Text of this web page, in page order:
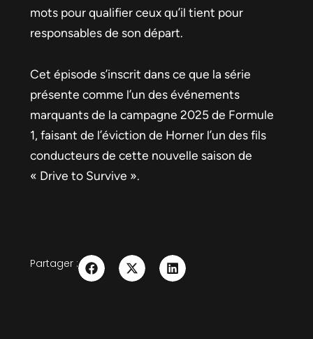
mots pour qualifier ceux qu’il tient pour
responsables de son départ.
Cet épisode s’inscrit dans ce que la série
présente comme l’un des événements
marquants de la campagne 2025 de Formule
1, faisant de l’éviction de Horner l’un des fils
conducteurs de cette nouvelle saison de
« Drive to Survive ».
Partager :